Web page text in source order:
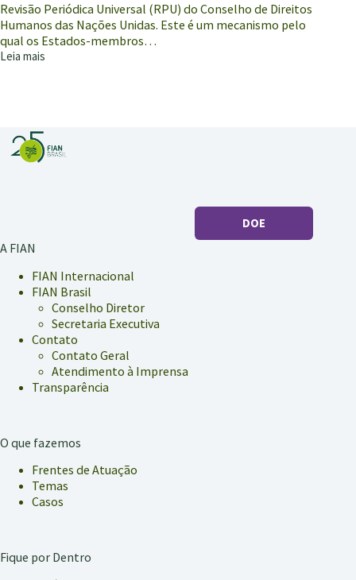
documento
do
Governo
Federal
acerca
humanos
no
Revisão Periódica Universal (RPU) do Conselho de Direitos
Humanos das Nações Unidas. Este é um mecanismo pelo
qual os Estados-membros…
Leia mais
RPU:
Brasil
DOE
A FIAN
FIAN Internacional
FIAN Brasil
Conselho Diretor
Secretaria Executiva
Contato
Contato Geral
Atendimento à Imprensa
Transparência
O que fazemos
Frentes de Atuação
Temas
Casos
Fique por Dentro